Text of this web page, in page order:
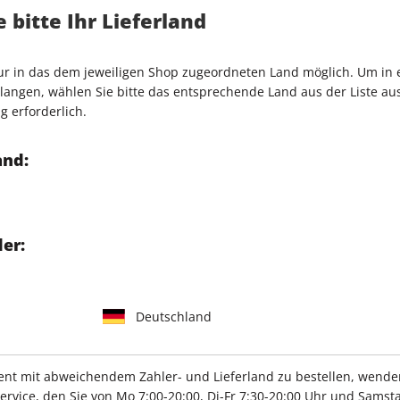
und Österreich möglich)
Magazin-Apps (iOS, Andoid) für Smartphone und Tablet Zugriff
das ePaper zudem als
erweitern?
mit dem Digital-Upgrade kostengünstig
diese versandt?
wird Ihnen diese postalisch zugestellt. Der Versand erfolgt
bitte Ihr Lieferland
in das dem jeweiligen Shop zugeordneten Land möglich. Um in
wählen Sie bitte das entsprechende Land aus der Liste
erforderlich.
Deutschland
mit abweichendem Zahler- und Lieferland zu bestellen,
den Sie von Mo 7:00-20:00, Di-Fr 7:30-20:00 Uhr und